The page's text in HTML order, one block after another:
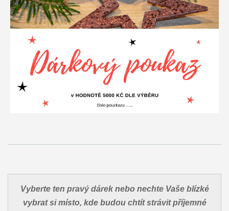
Vyberte ten pravý dárek nebo nechte Vaše blízké
vybrat si místo, kde budou chtít strávit příjemné